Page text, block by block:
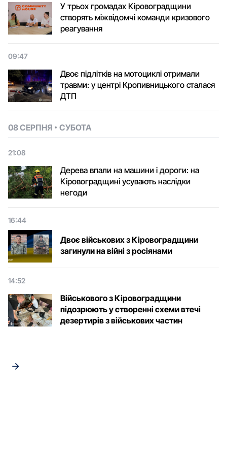
У трьох громадах Кіровоградщини
створять міжвідомчі команди кризового
реагування
09:47
Двоє підлітків на мотоциклі отримали
травми: у центрі Кропивницького сталася
ДТП
08 СЕРПНЯ СУБОТА
21:08
Дерева впали на машини і дороги: на
Кіровоградщині усувають наслідки
негоди
16:44
Двоє військових з Кіровоградщини
загинули на війні з росіянами
14:52
Військового з Кіровоградщини
підозрюють у створенні схеми втечі
дезертирів з військових частин